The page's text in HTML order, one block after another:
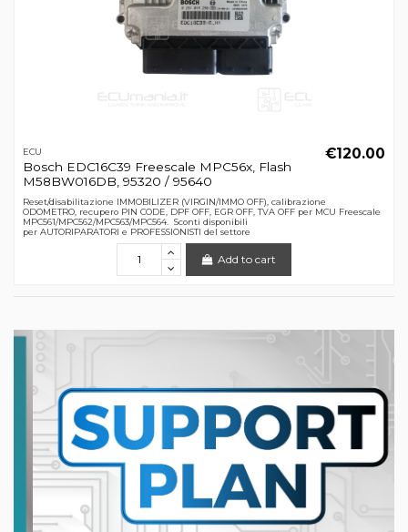
ECU
Bosch EDC16C39 Freescale MPC56x, Flash
M58BW016DB, 95320 / 95640
€120.00
Reset/disabilitazione IMMOBILIZER (VIRGIN/IMMO OFF), calibrazione
ODOMETRO, recupero PIN CODE, DPF OFF, EGR OFF, TVA OFF per MCU Freescale
MPC561/MPC562/MPC563/MPC564. Sconti disponibili
per AUTORIPARATORI e PROFESSIONISTI del settore
Add to cart